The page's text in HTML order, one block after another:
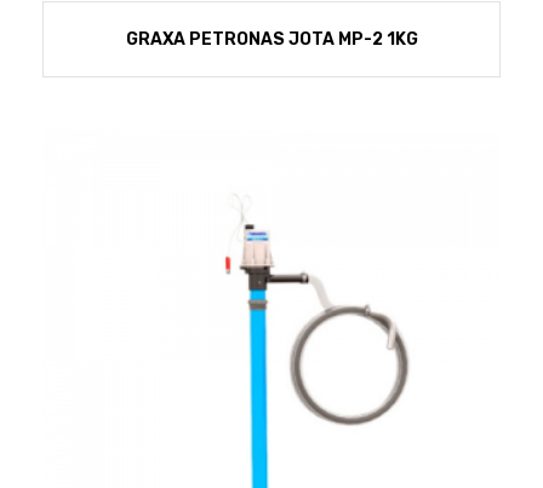
GRAXA PETRONAS JOTA MP-2 1KG